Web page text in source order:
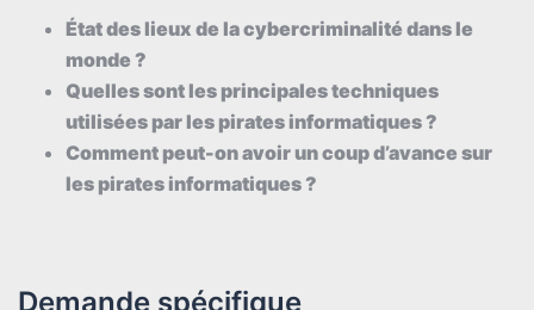
État des lieux de la cybercriminalité dans le
monde ?
Quelles sont les principales techniques
utilisées par les pirates informatiques ?
Comment peut-on avoir un coup d’avance sur
les pirates informatiques ?
Demande spécifique